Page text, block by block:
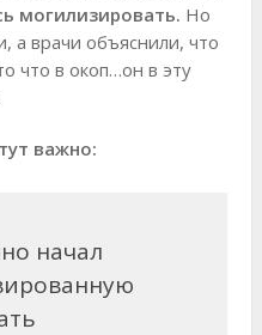
могилизировать. Но
а врачи объяснили, что
что в окоп…он в эту
важно:
начал